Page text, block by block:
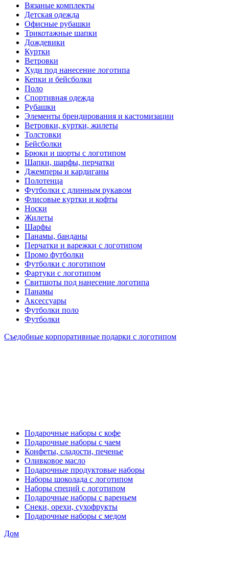
Вязаные комплекты
Детская одежда
Офисные рубашки
Трикотажные шапки
Дождевики
Куртки
Ветровки
Худи под нанесение логотипа
Кепки и бейсболки
Поло
Спортивная одежда
Рубашки
Элементы брендирования и кастомизации
Ветровки, куртки, жилеты
Толстовки
Бейсболки
Брюки и шорты с логотипом
Шапки, шарфы, перчатки
Джемперы и кардиганы
Полотенца
Футболки с длинным рукавом
Флисовые куртки и кофты
Носки
Жилеты
Шарфы
Панамы, банданы
Перчатки и варежки с логотипом
Промо футболки
Футболки с логотипом
Фартуки с логотипом
Свитшоты под нанесение логотипа
Панамы
Аксессуары
Футболки поло
Футболки
Съедобные корпоративные подарки с логотипом
Подарочные наборы с кофе
Подарочные наборы с чаем
Конфеты, сладости, печенье
Оливковое масло
Подарочные продуктовые наборы
Наборы шоколада с логотипом
Наборы специй с логотипом
Подарочные наборы с вареньем
Снеки, орехи, сухофрукты
Подарочные наборы с медом
Дом